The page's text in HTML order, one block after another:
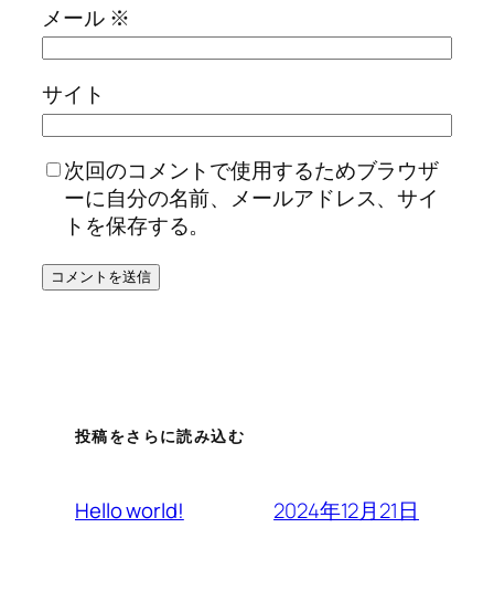
メール ※
サイト
次回のコメントで使用するためブラウザ
ーに自分の名前、メールアドレス、サイ
トを保存する。
投稿をさらに読み込む
Hello world! 2024年12月21日